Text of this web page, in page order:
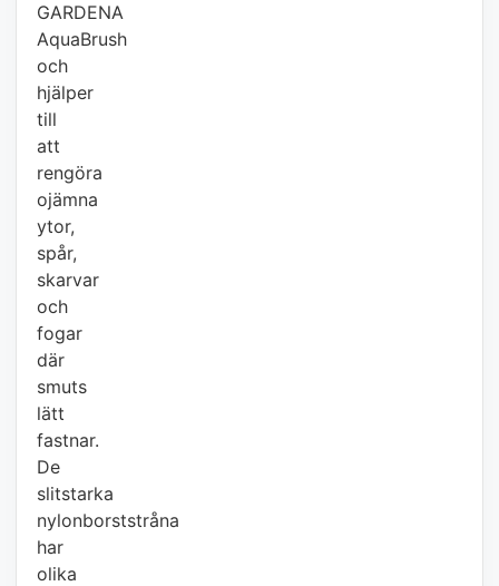
GARDENA
AquaBrush
och
hjälper
till
att
rengöra
ojämna
ytor,
spår,
skarvar
och
fogar
där
smuts
lätt
fastnar.
De
slitstarka
nylonborststråna
har
olika